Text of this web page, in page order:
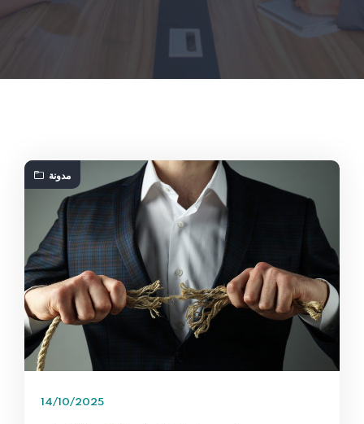
مدونة
14/10/2025